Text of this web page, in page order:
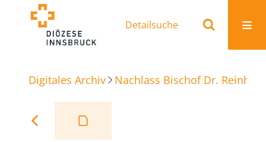
Detailsuche
Digitales Archiv Nachlass Bischof Dr.